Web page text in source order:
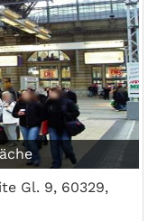
Gl. 9, 60329,